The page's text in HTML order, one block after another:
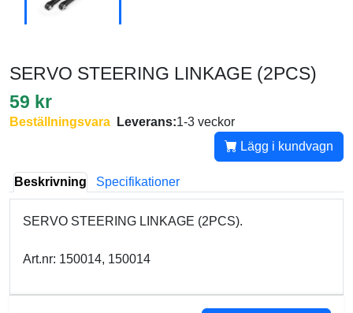
SERVO STEERING LINKAGE (2PCS)
59 kr
Beställningsvara Leverans:1-3 veckor
Lägg i kundvagn
Beskrivning Specifikationer
SERVO STEERING LINKAGE (2PCS).
Art.nr: 150014, 150014